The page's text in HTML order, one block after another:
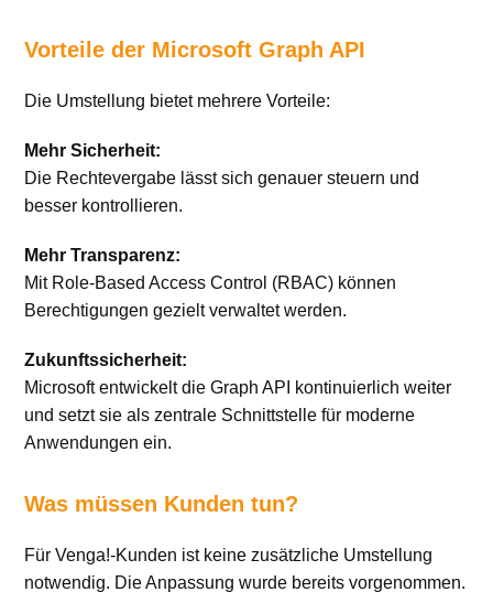
Vorteile der Microsoft Graph API
Die Umstellung bietet mehrere Vorteile:
Mehr Sicherheit:
Die Rechtevergabe lässt sich genauer steuern und
besser kontrollieren.
Mehr Transparenz:
Mit Role-Based Access Control (RBAC) können
Berechtigungen gezielt verwaltet werden.
Zukunftssicherheit:
Microsoft entwickelt die Graph API kontinuierlich weiter
und setzt sie als zentrale Schnittstelle für moderne
Anwendungen ein.
Was müssen Kunden tun?
Für Venga!-Kunden ist keine zusätzliche Umstellung
notwendig. Die Anpassung wurde bereits vorgenommen.